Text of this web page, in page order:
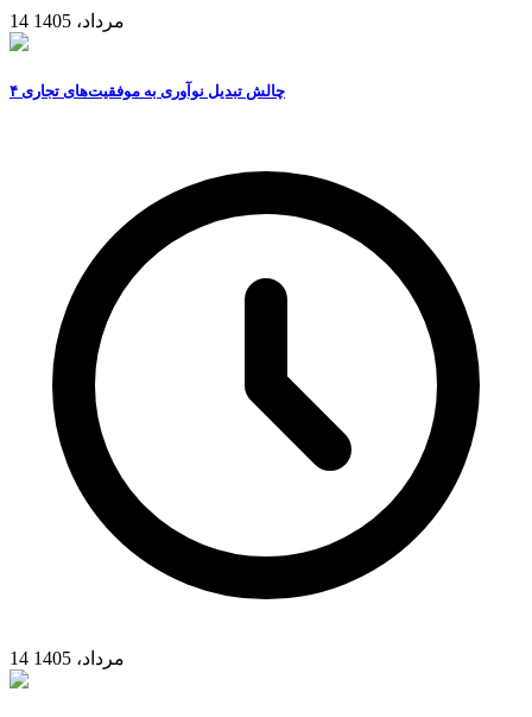
14 مرداد، 1405
۴ چالش تبدیل نوآوری به موفقیت‌های تجاری
14 مرداد، 1405